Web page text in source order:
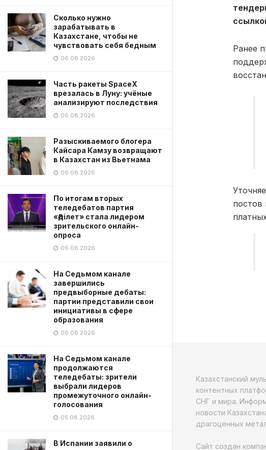
Сколько нужно
зарабатывать в
Казахстане, чтобы не
чувствовать себя бедным
06.08.2026
Часть ракеты SpaceX
врезалась в Луну: учёные
анализируют последствия
06.08.2026
Разыскиваемого блогера
Кайсара Камзу возвращают
в Казахстан из Вьетнама
06.08.2026
По итогам вторых
теледебатов партия
«Әділет» стала лидером
зрительского онлайн-
опроса
06.08.2026
На Седьмом канале
завершились
предвыборные дебаты:
партии представили свои
инициативы в сфере
образования
06.08.2026
На Седьмом канале
продолжаются
теледебаты: зрители
выбрали лидеров
промежуточного онлайн-
голосования
05.08.2026
В Испании заявили о
Ранее
постов
Казахстанский
контентных
СНГ и мира.
новости
драгоценных
Сайт создан